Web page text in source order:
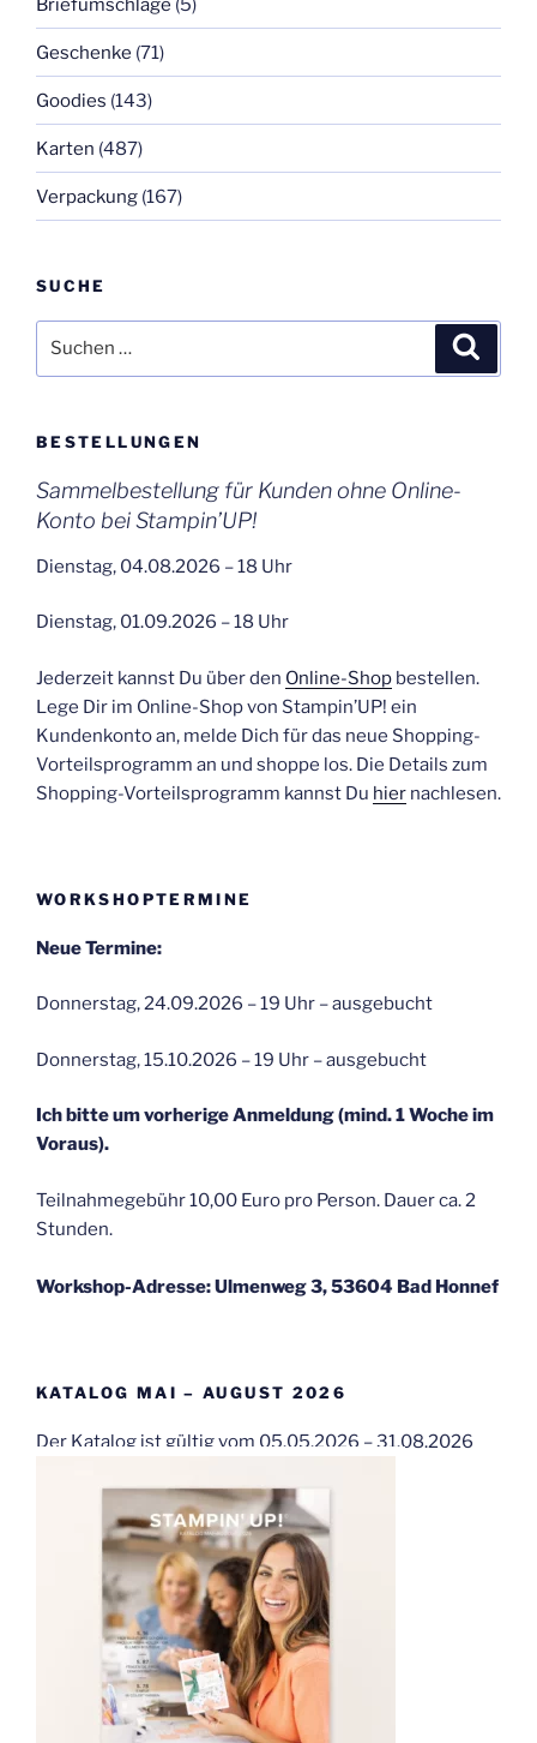
Briefumschläge (5)
Geschenke (71)
Goodies (143)
Karten (487)
Verpackung (167)
SUCHE
nach:
BESTELLUNGEN
Sammelbestellung für Kunden ohne Online-
Konto bei Stampin’UP!
Dienstag, 04.08.2026 – 18 Uhr
Dienstag, 01.09.2026 – 18 Uhr
Jederzeit kannst Du über den Online-Shop bestellen.
Lege Dir im Online-Shop von Stampin’UP! ein
Kundenkonto an, melde Dich für das neue Shopping-
Vorteilsprogramm an und shoppe los. Die Details zum
Shopping-Vorteilsprogramm kannst Du hier nachlesen.
WORKSHOPTERMINE
Neue Termine:
Donnerstag, 24.09.2026 – 19 Uhr – ausgebucht
Donnerstag, 15.10.2026 – 19 Uhr – ausgebucht
Ich bitte um vorherige Anmeldung (mind. 1 Woche im
Voraus).
Teilnahmegebühr 10,00 Euro pro Person. Dauer ca. 2
Stunden.
Workshop-Adresse: Ulmenweg 3, 53604 Bad Honnef
KATALOG MAI – AUGUST 2026
Der Katalog ist gültig vom 05.05.2026 – 31.08.2026